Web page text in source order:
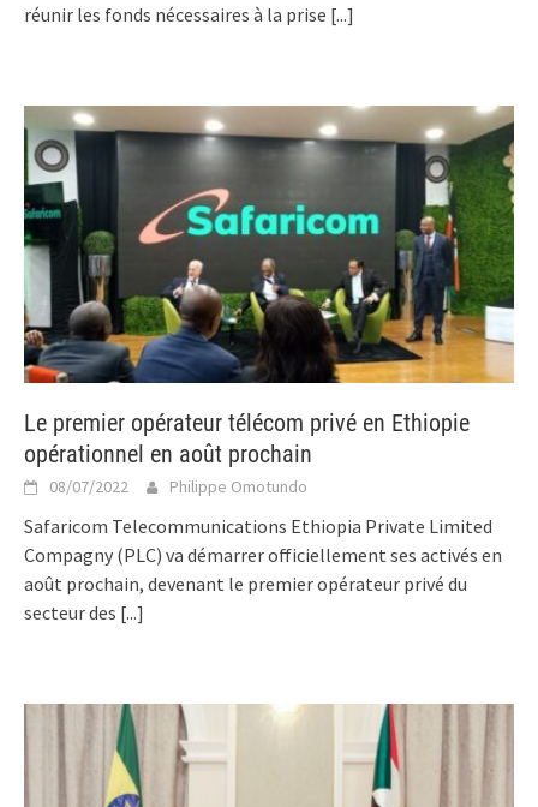
réunir les fonds nécessaires à la prise [...]
Le premier opérateur télécom privé en Ethiopie
opérationnel en août prochain
08/07/2022 Philippe Omotundo
Safaricom Telecommunications Ethiopia Private Limited
Compagny (PLC) va démarrer officiellement ses activés en
août prochain, devenant le premier opérateur privé du
secteur des [...]